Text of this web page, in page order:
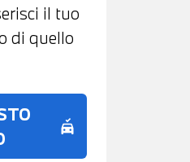
il tuo
di quello
no_crash